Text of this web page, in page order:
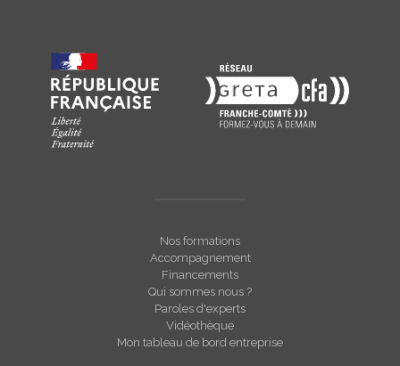
Nos formations
Accompagnement
Financements
Qui sommes nous ?
Paroles d'experts
Vidéothèque
Mon tableau de bord entreprise